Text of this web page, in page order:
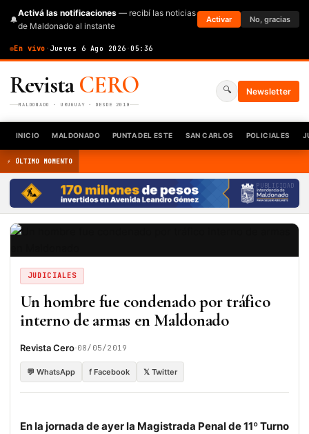
🔔
Activá las notificaciones — recibí las noticias
de Maldonado al instante
Activar No, gracias
En vivo · Jueves 6 Ago 2026 ·05:36
RevistaCERO
MALDONADO · URUGUAY · DESDE 2010
🔍 Newsletter
INICIO MALDONADO PUNTA DEL ESTE SAN CARLOS POLICIALES
⚡ ÚLTIMO MOMENTO
PUBLICIDAD
JUDICIALES
Un hombre fue condenado por tráfico
interno de armas en Maldonado
Revista Cero·08/05/2019
💬 WhatsApp f Facebook 𝕏 Twitter
En la jornada de ayer la Magistrada Penal de 11º Turno